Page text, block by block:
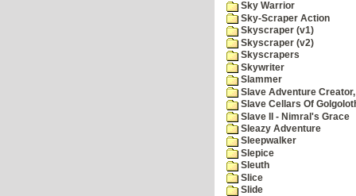
Sky Warrior
Sky-Scraper Action
Skyscraper (v1)
Skyscraper (v2)
Skyscrapers
Skywriter
Slammer
Slave Adventure Creator,
Slave Cellars Of
Slave II - Nimral's Grace
Sleazy Adventure
Sleepwalker
Slepice
Sleuth
Slice
Slide